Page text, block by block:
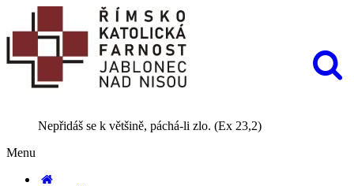
Nepřidáš se k většině, páchá-li zlo. (Ex 23,2)
Menu